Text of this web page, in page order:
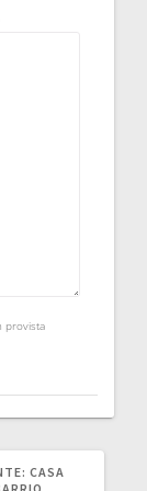
provista
SIGUIENTE
POST:
CASA